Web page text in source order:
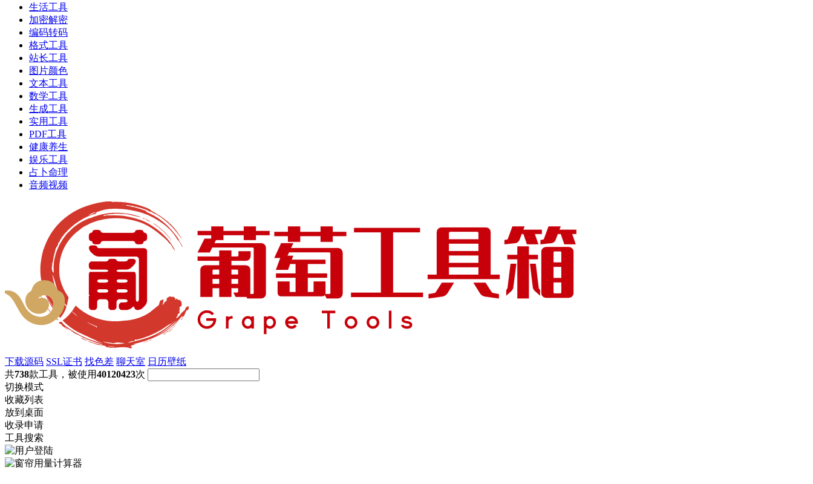
生活工具
加密解密
编码转码
格式工具
站长工具
图片颜色
文本工具
数学工具
生成工具
实用工具
PDF工具
健康养生
娱乐工具
占卜命理
音频视频
下载源码 SSL证书 找色差 聊天室 日历壁纸
共738款工具，被使用40120423次
切换模式
收藏列表
放到桌面
收录申请
工具搜索